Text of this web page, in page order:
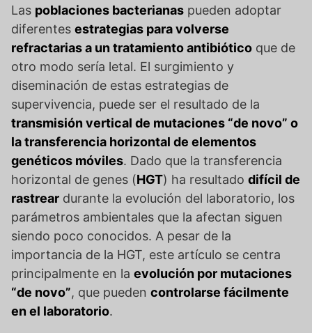
Las poblaciones bacterianas pueden adoptar
diferentes estrategias para volverse
refractarias a un tratamiento antibiótico que de
otro modo sería letal. El surgimiento y
diseminación de estas estrategias de
supervivencia, puede ser el resultado de la
transmisión vertical de mutaciones “de novo” o
la transferencia horizontal de elementos
genéticos móviles. Dado que la transferencia
horizontal de genes (HGT) ha resultado difícil de
rastrear durante la evolución del laboratorio, los
parámetros ambientales que la afectan siguen
siendo poco conocidos. A pesar de la
importancia de la HGT, este artículo se centra
principalmente en la evolución por mutaciones
“de novo”, que pueden controlarse fácilmente
en el laboratorio.